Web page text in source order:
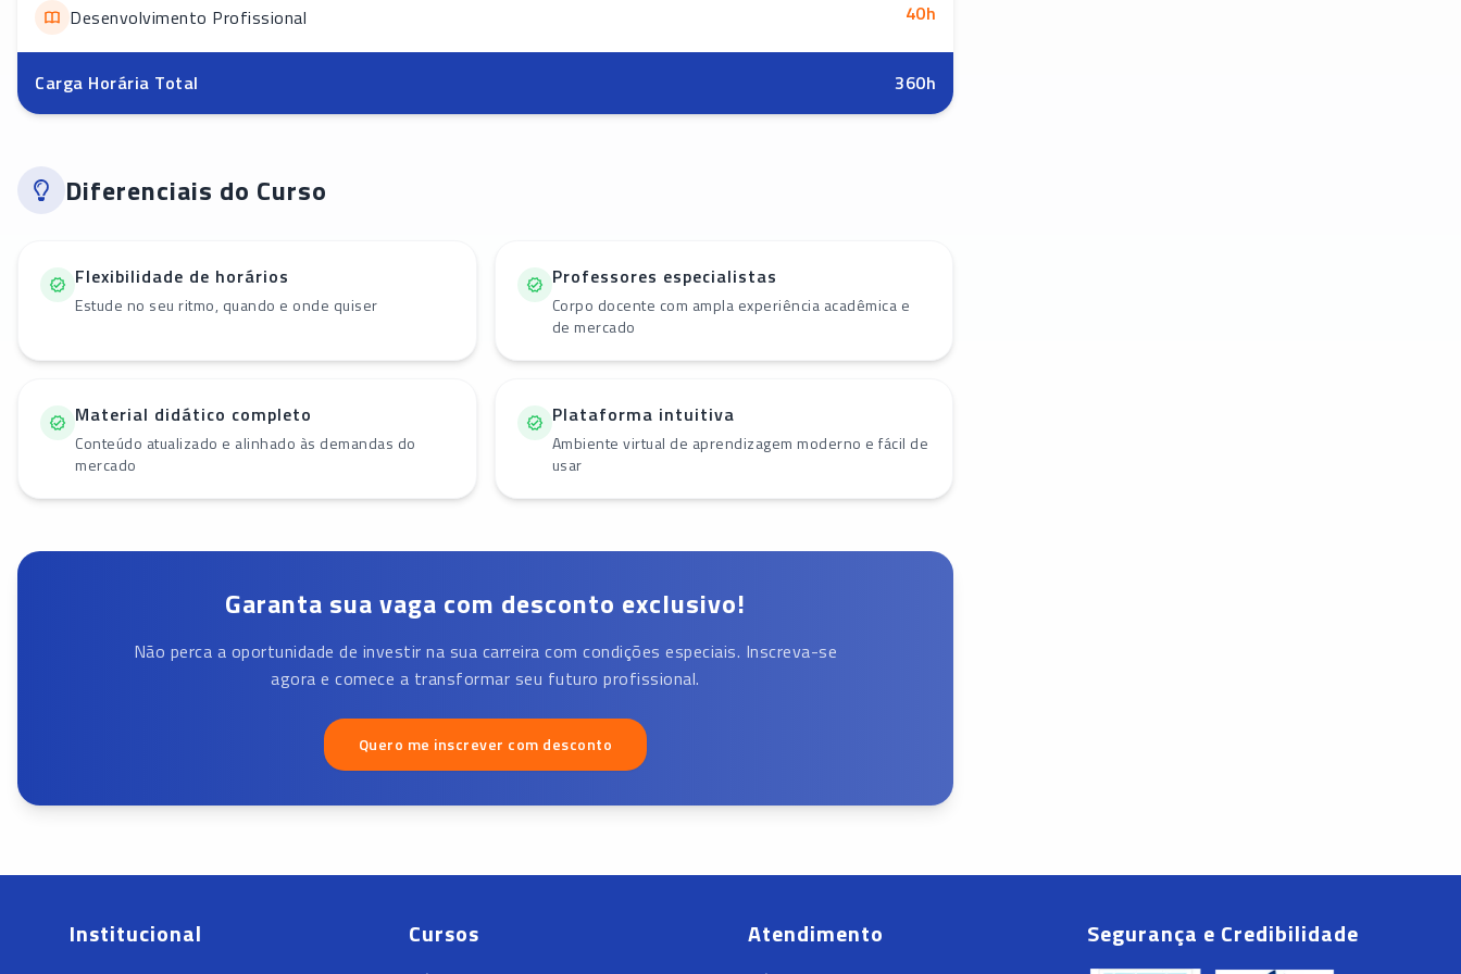
Desenvolvimento Profissional 40h
Carga Horária Total 360h
Diferenciais do Curso
Flexibilidade de horários
Estude no seu ritmo, quando e onde quiser
Professores especialistas
Corpo docente com ampla experiência acadêmica e
de mercado
Material didático completo
Conteúdo atualizado e alinhado às demandas do
mercado
Plataforma intuitiva
Ambiente virtual de aprendizagem moderno e fácil de
usar
Garanta sua vaga com desconto exclusivo!
Não perca a oportunidade de investir na sua carreira com condições especiais. Inscreva-se
agora e comece a transformar seu futuro profissional.
Quero me inscrever com desconto
Institucional Cursos Atendimento Segurança e Credibilidade